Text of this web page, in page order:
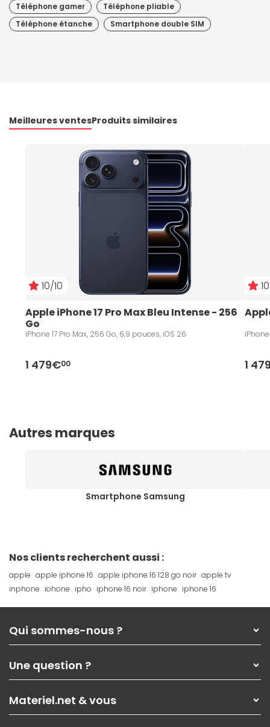
Téléphone gamer
Téléphone pliable
Téléphone étanche
Smartphone double SIM
Meilleures ventesProduits similaires
10/10
Apple iPhone 17 Pro Max Bleu Intense - 256
Go
iPhone 17 Pro Max, 256 Go, 6,9 pouces, iOS 26
1 479€00 1
Autres marques
Smartphone Samsung
Nos clients recherchent aussi :
apple apple iphone 16 apple iphone 16 128 go noir apple tv
inphone iohone ipho iphone 16 noir iphone iphone 16
Qui sommes-nous ?
Nos services
Les magasins Materiel.net
Nos solutions pour les pros
Contactez-nous
Une question ?
Paiement, livraison
Garanties,Pack Zen
Materiel.net & vous